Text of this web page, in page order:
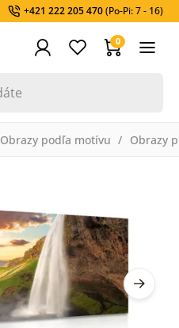
+421 222 205 470(Po-Pi: 7 - 16)
0
Obrazy podľa motívu Obrazy